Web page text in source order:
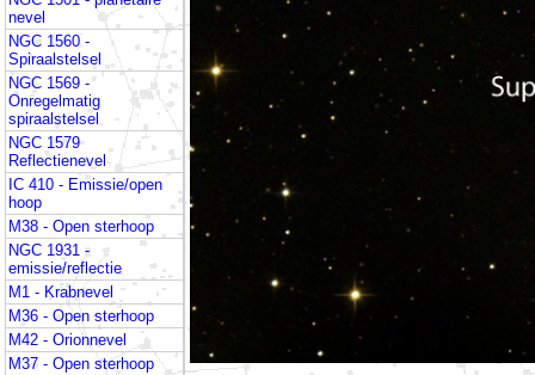
nevel
NGC 1560 -
Spiraalstelsel
NGC 1569 -
Onregelmatig
spiraalstelsel
NGC 1579
Reflectienevel
IC 410 - Emissie/open
hoop
M38 - Open sterhoop
NGC 1931 -
emissie/reflectie
M1 - Krabnevel
M36 - Open sterhoop
M42 - Orionnevel
M37 - Open sterhoop